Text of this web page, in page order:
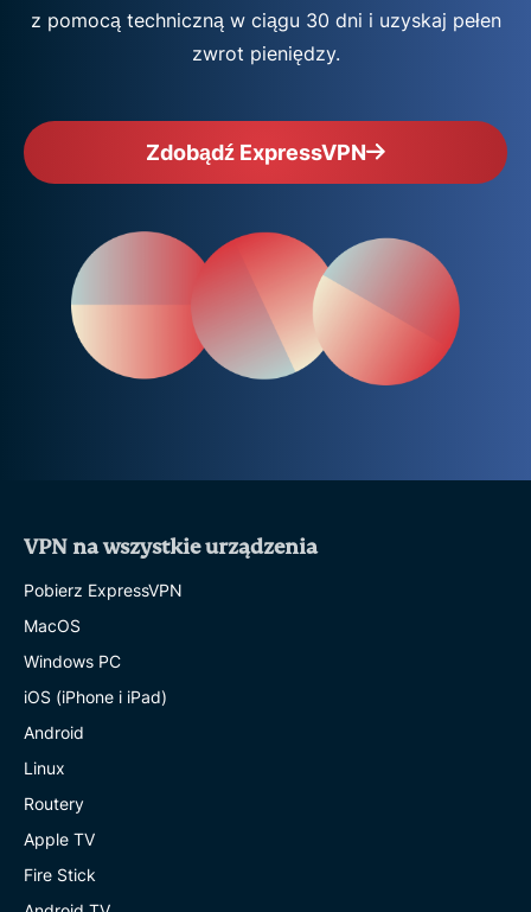
z pomocą techniczną w ciągu 30 dni i uzyskaj pełen
zwrot pieniędzy.
Zdobądź ExpressVPN
VPN na wszystkie urządzenia
Pobierz ExpressVPN
MacOS
Windows PC
iOS (iPhone i iPad)
Android
Linux
Routery
Apple TV
Fire Stick